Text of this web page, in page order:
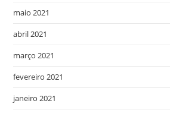
maio 2021
abril 2021
março 2021
fevereiro 2021
janeiro 2021